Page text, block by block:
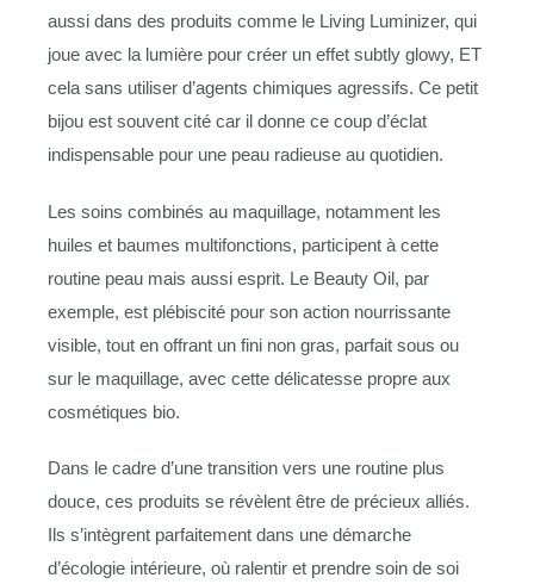
aussi dans des produits comme le Living Luminizer, qui
joue avec la lumière pour créer un effet subtly glowy, ET
cela sans utiliser d’agents chimiques agressifs. Ce petit
bijou est souvent cité car il donne ce coup d’éclat
indispensable pour une peau radieuse au quotidien.
Les soins combinés au maquillage, notamment les
huiles et baumes multifonctions, participent à cette
routine peau mais aussi esprit. Le Beauty Oil, par
exemple, est plébiscité pour son action nourrissante
visible, tout en offrant un fini non gras, parfait sous ou
sur le maquillage, avec cette délicatesse propre aux
cosmétiques bio.
Dans le cadre d’une transition vers une routine plus
douce, ces produits se révèlent être de précieux alliés.
Ils s’intègrent parfaitement dans une démarche
d’écologie intérieure, où ralentir et prendre soin de soi